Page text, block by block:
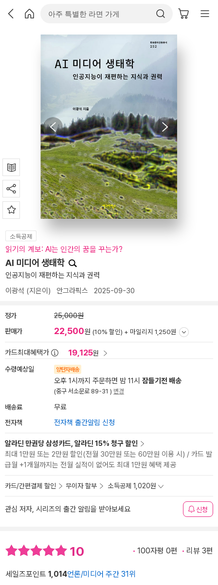
소득공제
읽기의 계보: AI는 인간의 꿈을 꾸는가?
AI 미디어 생태학
인공지능이 재편하는 지식과 권력
이광석 (지은이) 안그라픽스 2025-09-30
정가 25,000원
판매가 22,500원 (10% 할인) + 마일리지 1,250원
카드최대혜택가 19,125원
수령예상일 양탄자배송
오후 1시까지 주문하면 밤 11시 잠들기전 배송
(중구 서소문로 89-31 ) 변경
배송료 무료
전자책 전자책 출간알림 신청
알라딘 만권당 삼성카드, 알라딘 15% 청구 할인
최대 1만원 또는 2만원 할인(전월 30만원 또는 60만원 이용 시) / 카드 발
급월 +1개월까지는 전월 실적이 없어도 최대 1만원 혜택 제공
카드/간편결제 할인 무이자 할부 소득공제 1,020원
관심 저자, 시리즈의 출간 알림을 받아보세요 신청
10 100자평 0편 리뷰 3편
세일즈포인트 1,014언론/미디어 주간 31위